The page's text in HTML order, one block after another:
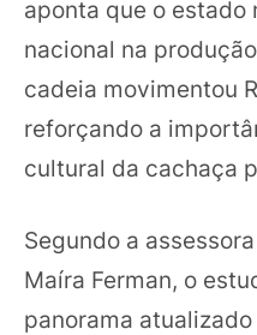
aponta que o estado
nacional na
cadeia movimentou
reforçando a
cultural da cachaça
Segundo a
Maíra Ferman, o
panorama